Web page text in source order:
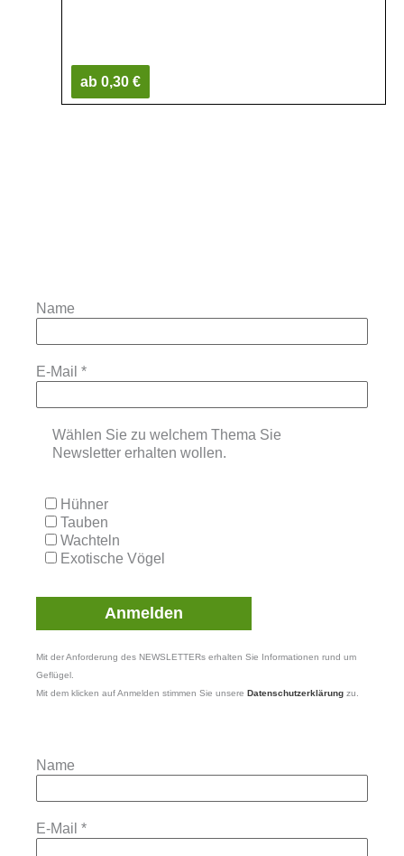
ab 0,30 €
Name
E-Mail *
Wählen Sie zu welchem Thema Sie
Newsletter erhalten wollen.
Hühner
Tauben
Wachteln
Exotische Vögel
Mit der Anforderung des NEWSLETTERs erhalten Sie Informationen rund um
Geflügel.
Mit dem klicken auf Anmelden stimmen Sie unsere Datenschutzerklärung zu.
Name
E-Mail *